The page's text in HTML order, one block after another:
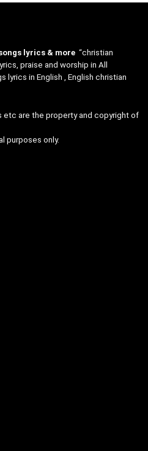
lyrics & more “christian
praise and worship in All
lyrics in English , English christian
etc are the property and copyright of
purposes only.